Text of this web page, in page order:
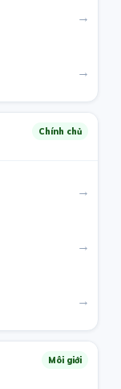
→
→
Chính chủ
→
→
→
Môi giới